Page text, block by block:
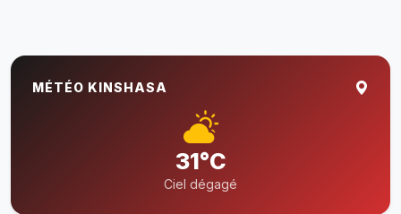
MÉTÉO KINSHASA
31°C
Ciel dégagé